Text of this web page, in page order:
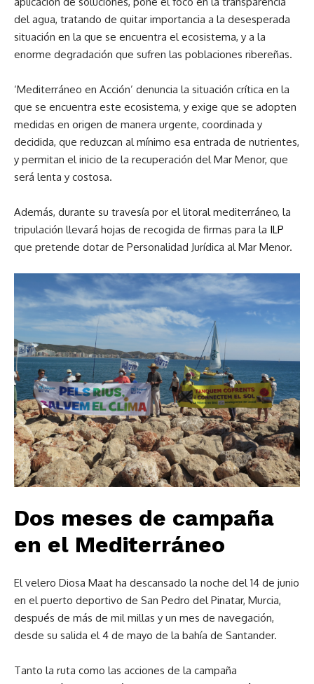
del agua, tratando de quitar importancia a la desesperada
situación en la que se encuentra el ecosistema, y a la
enorme degradación que sufren las poblaciones ribereñas.
‘Mediterráneo en Acción’ denuncia la situación crítica en la
que se encuentra este ecosistema, y exige que se adopten
medidas en origen de manera urgente, coordinada y
decidida, que reduzcan al mínimo esa entrada de nutrientes,
y permitan el inicio de la recuperación del Mar Menor, que
será lenta y costosa.
Además, durante su travesía por el litoral mediterráneo, la
tripulación llevará hojas de recogida de firmas para la ILP
que pretende dotar de Personalidad Jurídica al Mar Menor.
Dos meses de campaña
en el Mediterráneo
El velero Diosa Maat ha descansado la noche del 14 de junio
en el puerto deportivo de San Pedro del Pinatar, Murcia,
después de más de mil millas y un mes de navegación,
desde su salida el 4 de mayo de la bahía de Santander.
Tanto la ruta como las acciones de la campaña